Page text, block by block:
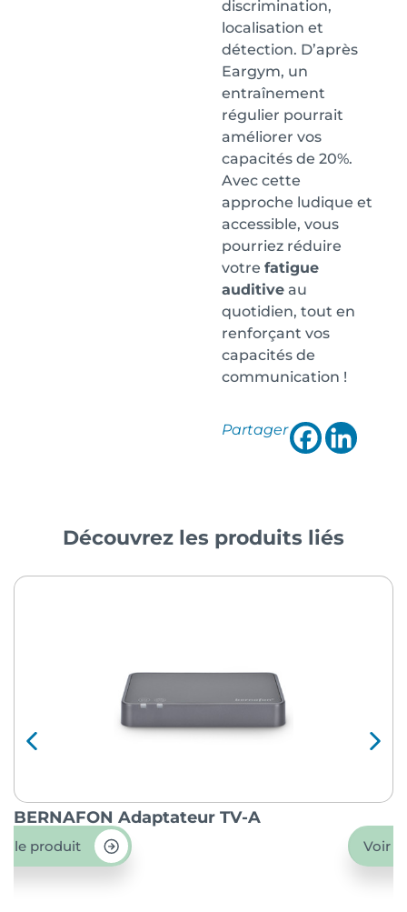
discrimination,
localisation et
détection. D’après
Eargym, un
entraînement
régulier pourrait
améliorer vos
capacités de 20%.
Avec cette
approche ludique et
accessible, vous
pourriez réduire
votre fatigue
auditive au
quotidien, tout en
renforçant vos
capacités de
communication !
Partager
Découvrez les produits liés
BERNAFON Adaptateur TV-A
le produit Voir